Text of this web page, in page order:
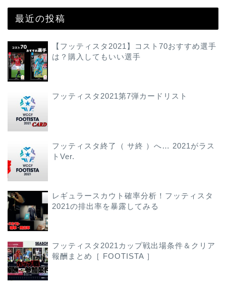
最近の投稿
【フッティスタ2021】コスト70おすすめ選手
は？購入してもいい選手
フッティスタ2021第7弾カードリスト
フッティスタ終了（ サ終 ）へ… 2021がラス
トVer.
レギュラースカウト確率分析！フッティスタ
2021の排出率を暴露してみる
フッティスタ2021カップ戦出場条件＆クリア
報酬まとめ［ FOOTISTA ］